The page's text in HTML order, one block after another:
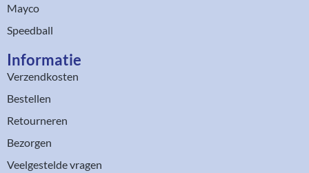
Mayco
Speedball
Informatie
Verzendkosten
Bestellen
Retourneren
Bezorgen
Veelgestelde vragen